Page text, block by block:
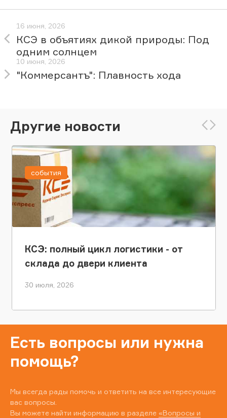
16 июня, 2026
КСЭ в объятиях дикой природы: Под
одним солнцем
10 июня, 2026
"Коммерсантъ": Плавность хода
Другие новости
КСЭ: полный цикл логистики - от
склада до двери клиента
30 июля, 2026
события
Есть вопросы или нужна
помощь?
Мы всегда рады помочь и ответить на все интересующие
вас вопросы.
Вы можете найти информацию в разделе «Вопросы и